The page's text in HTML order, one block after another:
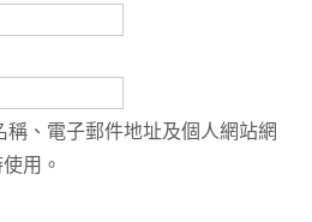
稱、電子郵件地址及個人網站網
用。